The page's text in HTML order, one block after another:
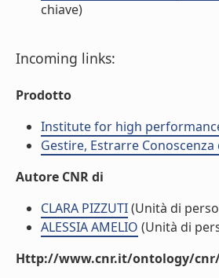
chiave)
Incoming links:
Prodotto
Institute for high
Gestire, Estrarre Conoscenza
Autore CNR di
CLARA PIZZUTI(Unità di
ALESSIA AMELIO (Unità di
Http://www.cnr.it/ontology/